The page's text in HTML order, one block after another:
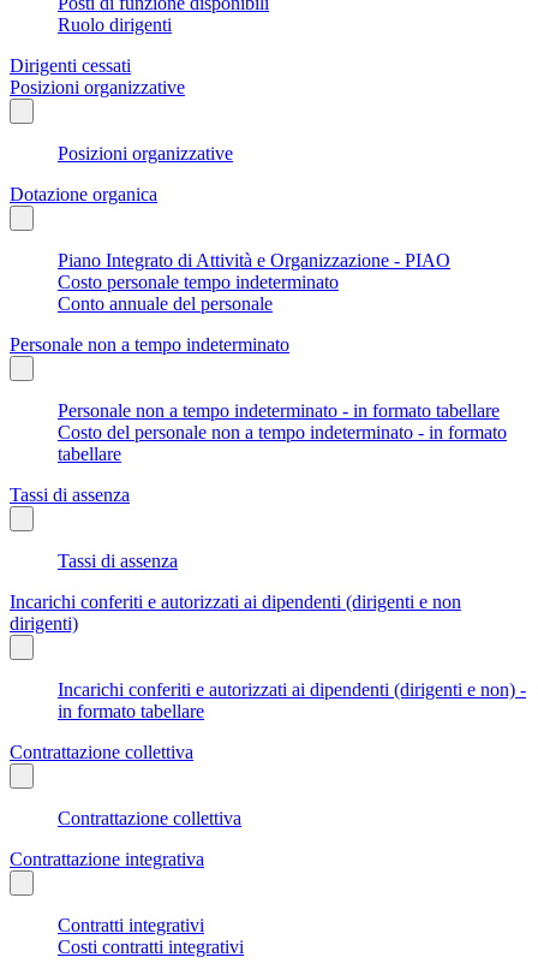
Ruolo dirigenti
Dirigenti cessati
Posizioni organizzative
Posizioni organizzative
Dotazione organica
Piano Integrato di Attività e Organizzazione - PIAO
Costo personale tempo indeterminato
Conto annuale del personale
Personale non a tempo indeterminato
Personale non a tempo indeterminato - in formato tabellare
Costo del personale non a tempo indeterminato - in formato
tabellare
Tassi di assenza
Tassi di assenza
Incarichi conferiti e autorizzati ai dipendenti (dirigenti e non
dirigenti)
Incarichi conferiti e autorizzati ai dipendenti (dirigenti e non) -
in formato tabellare
Contrattazione collettiva
Contrattazione collettiva
Contrattazione integrativa
Contratti integrativi
Costi contratti integrativi